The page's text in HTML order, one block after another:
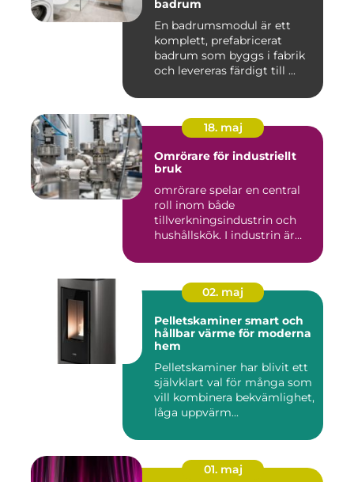
badrum
En badrumsmodul är ett
komplett, prefabricerat
badrum som byggs i fabrik
och levereras färdigt till ...
18. maj
Omrörare för industriellt
bruk
omrörare spelar en central
roll inom både
tillverkningsindustrin och
hushållskök. I industrin är
02. maj
Pelletskaminer smart och
hållbar värme för moderna
hem
Pelletskaminer har blivit ett
självklart val för många som
vill kombinera bekvämlighet,
låga uppvärm...
01. maj